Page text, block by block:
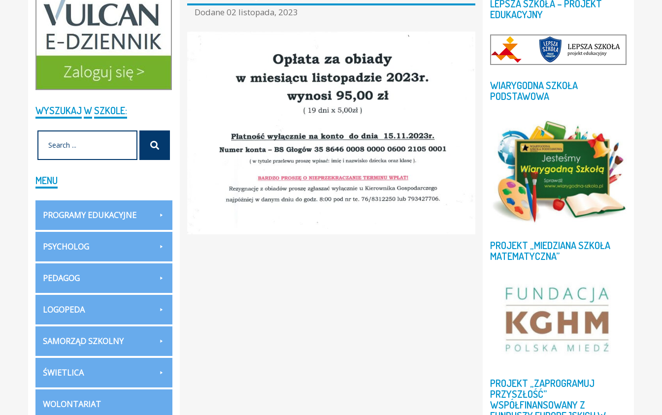
Dodane 02 listopada, 2023
WYSZUKAJWSZKOLE:
MENU
PROGRAMY EDUKACYJNE
PSYCHOLOG
PEDAGOG
LOGOPEDA
SAMORZĄD SZKOLNY
ŚWIETLICA
WOLONTARIAT
LEPSZASZKOŁA – PROJEKT
EDUKACYJNY
WIARYGODNASZKOŁA
PODSTAWOWA
PROJEKT „MIEDZIANASZKOŁA
MATEMATYCZNA”
PROJEKT „ZAPROGRAMUJ
PRZYSZŁOŚĆ”
WSPÓŁFINANSOWANY Z